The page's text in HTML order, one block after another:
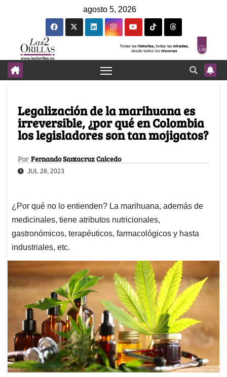
agosto 5, 2026
Legalización de la marihuana es
irreversible, ¿por qué en Colombia
los legisladores son tan mojigatos?
Por Fernando Santacruz Caicedo
JUL 28, 2023
¿Por qué no lo entienden? La marihuana, además de
medicinales, tiene atributos nutricionales,
gastronómicos, terapéuticos, farmacológicos y hasta
industriales, etc.